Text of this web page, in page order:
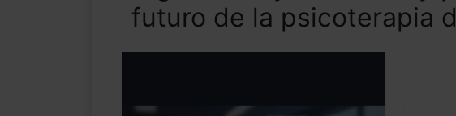
futuro de la psicoterapia